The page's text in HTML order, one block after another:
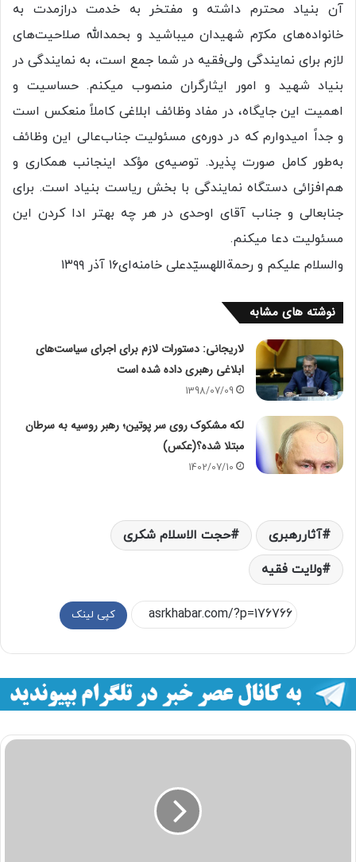
آن بنیاد محترم داشته و مفتخر به خدمت درازمدت به
خانواده‌های مکرّم شهیدان میباشید و بحمدالله صلاحیت‌های
لازم برای نمایندگی ولی‌فقیه در شما جمع است، به نمایندگی در
بنیاد شهید و امور ایثارگران منصوب میکنم. حساسیت و
اهمیت این جایگاه، در مفاد وظائف ابلاغی کاملاً منعکس است
و جداً امیدوارم که در دوره‌ی مسئولیت جناب‌عالی این وظائف
به‌طور کامل صورت پذیرد. توصیه‌ی مؤکد اینجانب همکاری و
هم‌افزائی دستگاه نمایندگی با بخش ریاست بنیاد است. برای
جنابعالی و جناب آقای اوحدی در هر چه بهتر ادا کردن این
مسئولیت دعا میکنم.
والسلام علیکم و رحمةاللهسیّدعلی خامنه‌ای۱۶ آذر ۱۳۹۹
نوشته های مشابه
لاریجانی: دستورات لازم برای اجرای سیاست‌های
ابلاغی رهبری داده شده است
1398/07/09
لکه مشکوک روی سر پوتین؛ رهبر روسیه به سرطان
مبتلا شده؟(عکس)
1402/07/10
آثاررهبری
حجت الاسلام شکری
ولایت فقیه
کپی لینک